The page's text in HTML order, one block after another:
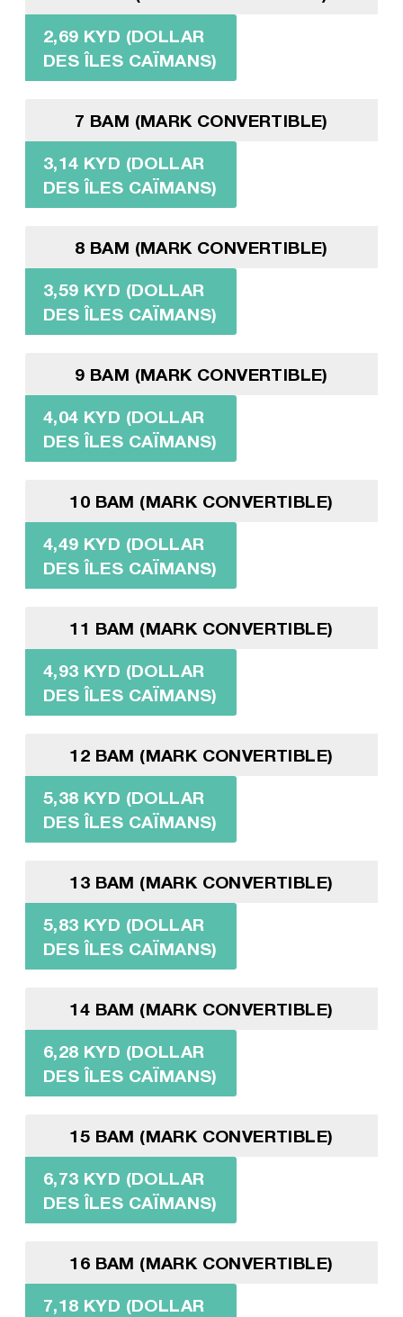
2,69 KYD (DOLLAR
DES ÎLES CAÏMANS)
7 BAM (MARK CONVERTIBLE)
3,14 KYD (DOLLAR
DES ÎLES CAÏMANS)
8 BAM (MARK CONVERTIBLE)
3,59 KYD (DOLLAR
DES ÎLES CAÏMANS)
9 BAM (MARK CONVERTIBLE)
4,04 KYD (DOLLAR
DES ÎLES CAÏMANS)
10 BAM (MARK CONVERTIBLE)
4,49 KYD (DOLLAR
DES ÎLES CAÏMANS)
11 BAM (MARK CONVERTIBLE)
4,93 KYD (DOLLAR
DES ÎLES CAÏMANS)
12 BAM (MARK CONVERTIBLE)
5,38 KYD (DOLLAR
DES ÎLES CAÏMANS)
13 BAM (MARK CONVERTIBLE)
5,83 KYD (DOLLAR
DES ÎLES CAÏMANS)
14 BAM (MARK CONVERTIBLE)
6,28 KYD (DOLLAR
DES ÎLES CAÏMANS)
15 BAM (MARK CONVERTIBLE)
6,73 KYD (DOLLAR
DES ÎLES CAÏMANS)
16 BAM (MARK CONVERTIBLE)
7,18 KYD (DOLLAR